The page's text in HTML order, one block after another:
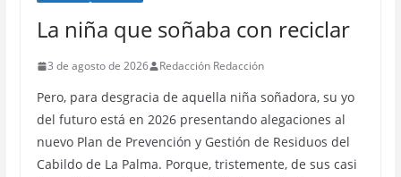
La niña que soñaba con reciclar
3 de agosto de 2026 Redacción Redacción
Pero, para desgracia de aquella niña soñadora, su yo
del futuro está en 2026 presentando alegaciones al
nuevo Plan de Prevención y Gestión de Residuos del
Cabildo de La Palma. Porque, tristemente, de sus casi